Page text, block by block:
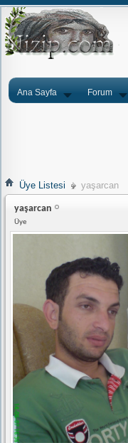
Ana Sayfa Forum
Üye Listesi yaşarcan
yaşarcan
Üye